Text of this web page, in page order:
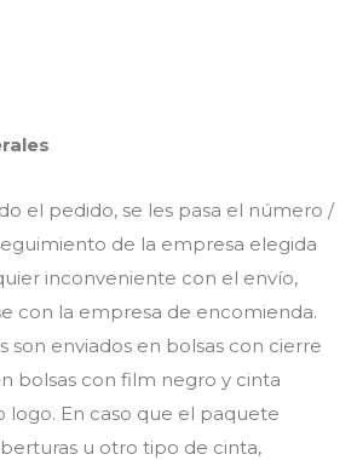
el pedido, se les pasa el número /
de la empresa elegida
inconveniente con el envío,
con la empresa de encomienda.
son enviados en bolsas con cierre
bolsas con film negro y cinta
logo. En caso que el paquete
u otro tipo de cinta,